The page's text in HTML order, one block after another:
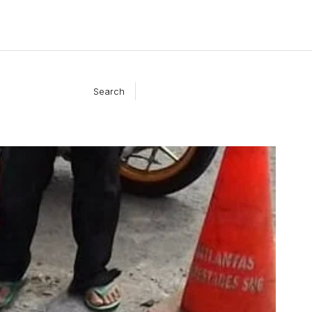
Search